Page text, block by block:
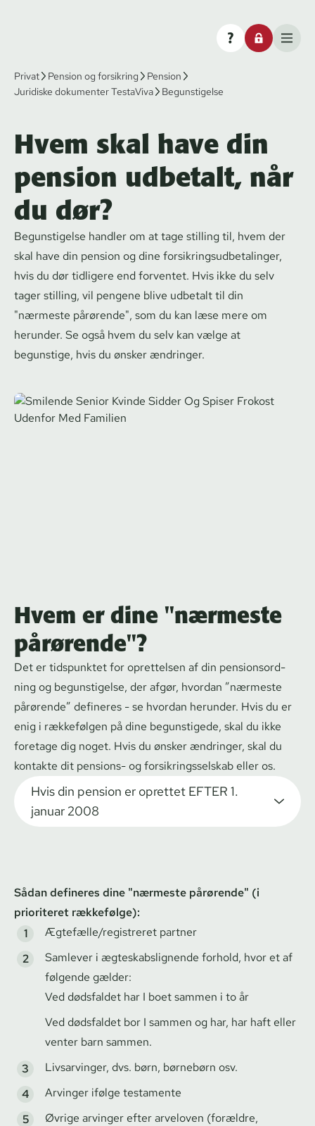
Privat Pension og forsikring
Pension
Juridiske dokumenter TestaViva
Begunstigelse
Hvem skal have din
pension udbetalt, når
du dør?
Begunstigelse handler om at tage stilling til, hvem der
skal have din pension og dine for­sik­rings­ud­be­ta­lin­ger,
hvis du dør tidligere end forventet. Hvis ikke du selv
tager stilling, vil pengene blive udbetalt til din
"nærmeste pårørende", som du kan læse mere om
herunder. Se også hvem du selv kan vælge at
begunstige, hvis du ønsker ændringer.
Hvem er dine "nærmeste
pårørende"?
Det er tidspunktet for oprettelsen af din pen­sions­ord­
ning og begunstigelse, der afgør, hvordan ”nærmeste
pårørende” defineres - se hvordan herunder. Hvis du er
enig i rækkefølgen på dine begunstigede, skal du ikke
foretage dig noget. Hvis du ønsker ændringer, skal du
kontakte dit pensions- og for­sik­rings­sel­skab eller os.
Hvis din pension er oprettet EFTER 1.
januar 2008
Sådan defineres dine "nærmeste pårørende" (i
prioriteret rækkefølge):
Ægtefælle/registreret partner
Samlever i æg­te­skabs­lig­nen­de forhold, hvor et af
følgende gælder:
Ved dødsfaldet har I boet sammen i to år
Ved dødsfaldet bor I sammen og har, har haft eller
venter barn sammen.
Livsarvinger, dvs. børn, børnebørn osv.
Arvinger ifølge testamente
Øvrige arvinger efter arveloven (forældre,